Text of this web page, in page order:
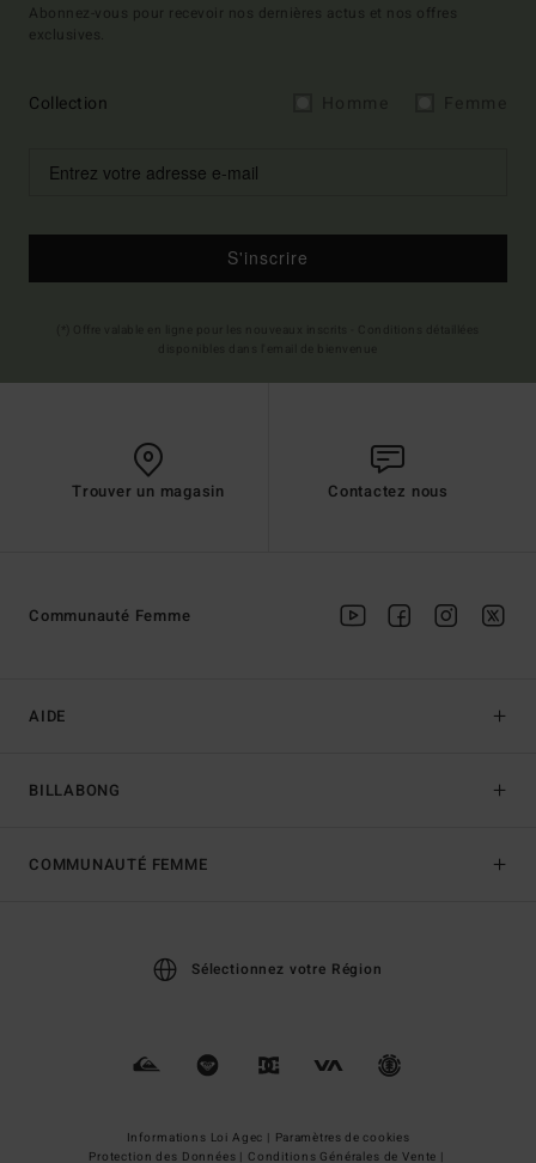
Abonnez-vous pour recevoir nos dernières actus et nos offres
exclusives.
Collection
S'inscrire
Trouver un magasin Contactez nous
AIDE
BILLABONG
Communauté Femme
COMMUNAUTÉ FEMME
Sélectionnez votre Région
Informations Loi Agec | Paramètres de cookies
Protection des Données | Conditions Générales de Vente |